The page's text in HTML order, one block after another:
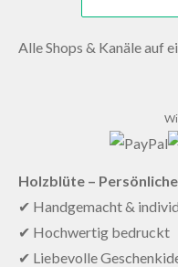
Alle Shops & Kanäle auf
Holzblüte –
✔ Handgemacht &
✔ Hochwertig bedruckt
✔ Liebevolle